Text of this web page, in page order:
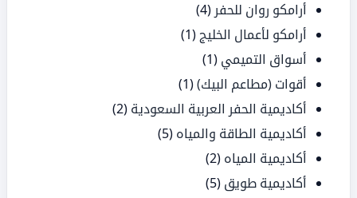
أرامكو روان للحفر (4)
أرامكو لأعمال الخليج (1)
أسواق التميمي (1)
أقوات (مطاعم البيك)(1)
أكاديمية الحفر العربية السعودية (2)
أكاديمية الطاقة والمياه (5)
أكاديمية المياه (2)
أكاديمية طويق (5)